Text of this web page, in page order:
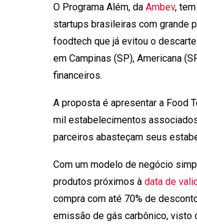
O Programa Além, da Ambev,
startups brasileiras com grande
foodtech que já evitou o
em Campinas (SP), Americana
financeiros.
A proposta é apresentar a Food
mil estabelecimentos
parceiros abasteçam seus
Com um modelo de negócio
produtos próximos à data de
compra com até 70% de
emissão de gás carbônico,